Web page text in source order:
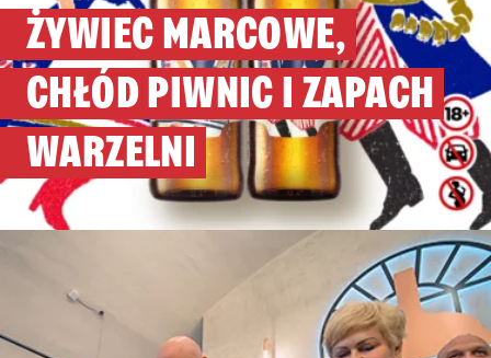
ŻYWIEC MARCOWE,
CHŁÓD PIWNIC I ZAPACH
WARZELNI